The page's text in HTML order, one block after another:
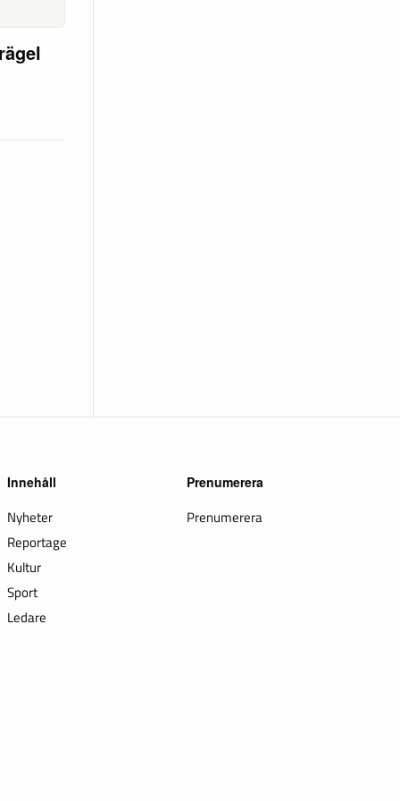
Innehåll
Nyheter
Reportage
Kultur
Sport
Ledare
Prenumerera
Prenumerera